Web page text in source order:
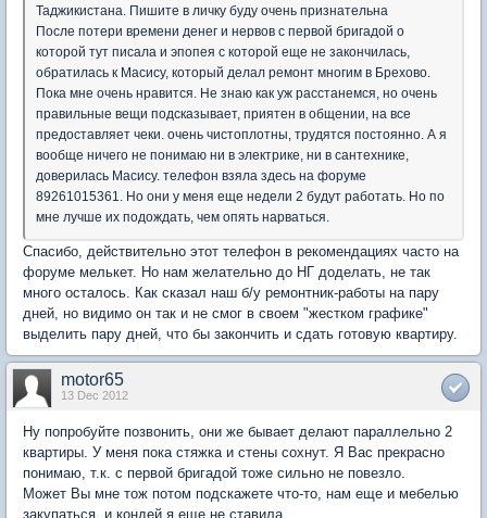
Таджикистана. Пишите в личку буду очень признательна
После потери времени денег и нервов с первой бригадой о
которой тут писала и эпопея с которой еще не закончилась,
обратилась к Масису, который делал ремонт многим в Брехово.
Пока мне очень нравится. Не знаю как уж расстанемся, но очень
правильные вещи подсказывает, приятен в общении, на все
предоставляет чеки. очень чистоплотны, трудятся постоянно. А я
вообще ничего не понимаю ни в электрике, ни в сантехнике,
доверилась Масису. телефон взяла здесь на форуме
89261015361. Но они у меня еще недели 2 будут работать. Но по
мне лучше их подождать, чем опять нарваться.
Спасибо, действительно этот телефон в рекомендациях часто на
форуме мелькет. Но нам желательно до НГ доделать, не так
много осталось. Как сказал наш б/у ремонтник-работы на пару
дней, но видимо он так и не смог в своем "жестком графике"
выделить пару дней, что бы закончить и сдать готовую квартиру.
motor65
13 Dec 2012
Ну попробуйте позвонить, они же бывает делают параллельно 2
квартиры. У меня пока стяжка и стены сохнут. Я Вас прекрасно
понимаю, т.к. с первой бригадой тоже сильно не повезло.
Может Вы мне тож потом подскажете что-то, нам еще и мебелью
закупаться, и кондей я еще не ставила.